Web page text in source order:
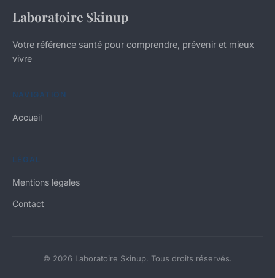
Laboratoire Skinup
Votre référence santé pour comprendre, prévenir et mieux
vivre
NAVIGATION
Accueil
LÉGAL
Mentions légales
Contact
© 2026 Laboratoire Skinup. Tous droits réservés.